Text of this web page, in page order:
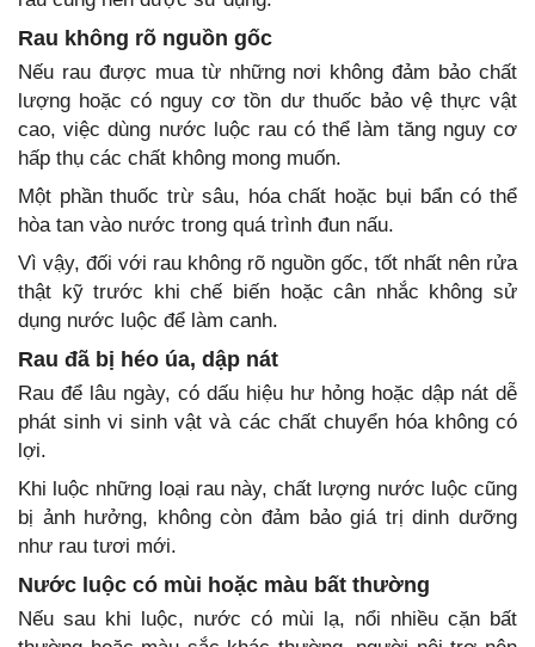
Rau không rõ nguồn gốc
Nếu rau được mua từ những nơi không đảm bảo chất
lượng hoặc có nguy cơ tồn dư thuốc bảo vệ thực vật
cao, việc dùng nước luộc rau có thể làm tăng nguy cơ
hấp thụ các chất không mong muốn.
Một phần thuốc trừ sâu, hóa chất hoặc bụi bẩn có thể
hòa tan vào nước trong quá trình đun nấu.
Vì vậy, đối với rau không rõ nguồn gốc, tốt nhất nên rửa
thật kỹ trước khi chế biến hoặc cân nhắc không sử
dụng nước luộc để làm canh.
Rau đã bị héo úa, dập nát
Rau để lâu ngày, có dấu hiệu hư hỏng hoặc dập nát dễ
phát sinh vi sinh vật và các chất chuyển hóa không có
lợi.
Khi luộc những loại rau này, chất lượng nước luộc cũng
bị ảnh hưởng, không còn đảm bảo giá trị dinh dưỡng
như rau tươi mới.
Nước luộc có mùi hoặc màu bất thường
Nếu sau khi luộc, nước có mùi lạ, nổi nhiều cặn bất